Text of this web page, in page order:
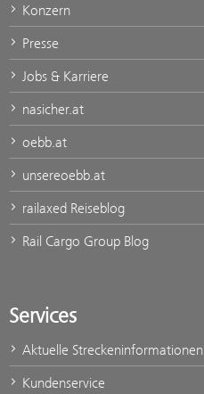
Konzern
Presse
Jobs & Karriere
nasicher.at
oebb.at
unsereoebb.at
railaxed Reiseblog
Rail Cargo Group Blog
Services
Aktuelle Streckeninformationen
Kundenservice